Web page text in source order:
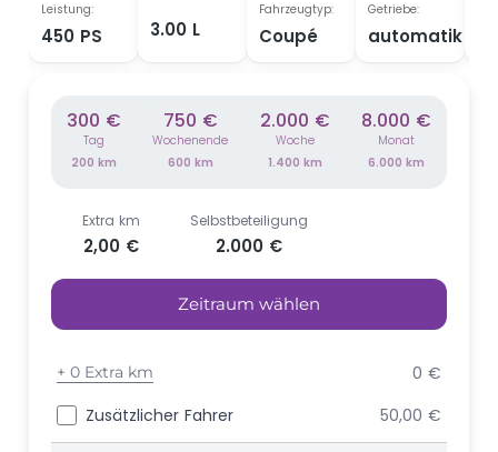
Leistung:
450 PS 3.00 L
Fahrzeugtyp:
Coupé
Getriebe:
automatik
300 €
Tag
200 km
750 €
Wochenende
600 km
2.000 €
Woche
1.400 km
8.000 €
Monat
6.000 km
Extra km
2,00 €
Selbstbeteiligung
2.000 €
Zeitraum wählen
+ 0 Extra km
0 €
Zusätzlicher Fahrer
50,00 €